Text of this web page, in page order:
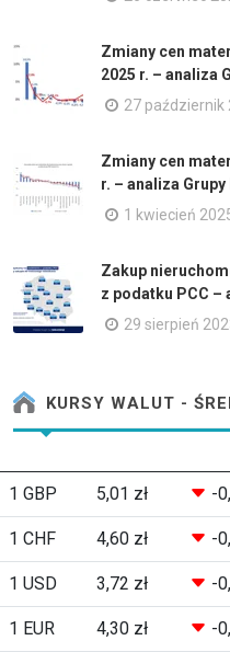
Zmiany cen
2025 r. – analiza
27 październik
Zmiany cen
r. – analiza Grupy
1 kwiecień
Zakup
z podatku PCC –
29 sierpień
KURSY WALUT -
1 GBP 5,01 zł -
1 CHF 4,60 zł -
1 USD 3,72 zł -
1 EUR 4,30 zł -